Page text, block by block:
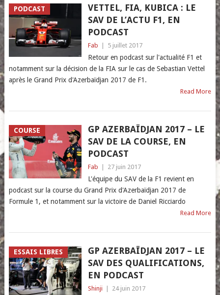
PODCAST
VETTEL, FIA, KUBICA : LE
SAV DE L’ACTU F1, EN
PODCAST
Fab 5 juillet 2017
Retour en podcast sur l'actualité F1 et
notamment sur la décision de la FIA sur le cas de Sebastian Vettel
après le Grand Prix d'Azerbaïdjan 2017 de F1.
Read More
COURSE
GP AZERBAÏDJAN 2017 – LE
SAV DE LA COURSE, EN
PODCAST
Fab 27 juin 2017
L'équipe du SAV de la F1 revient en
podcast sur la course du Grand Prix d'Azerbaïdjan 2017 de
Formule 1, et notamment sur la victoire de Daniel Ricciardo
Read More
ESSAIS LIBRES
GP AZERBAÏDJAN 2017 – LE
SAV DES QUALIFICATIONS,
EN PODCAST
Shinji 24 juin 2017